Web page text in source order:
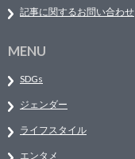
記事に関するお問い合わせ
MENU
SDGs
ジェンダー
ライフスタイル
エンタメ